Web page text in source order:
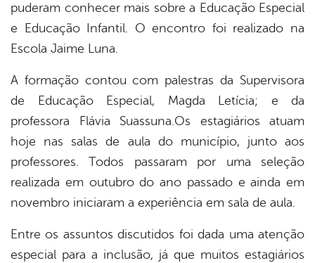
puderam conhecer mais sobre a Educação Especial
e Educação Infantil. O encontro foi realizado na
Escola Jaime Luna.
A formação contou com palestras da Supervisora
de Educação Especial, Magda Letícia; e da
professora Flávia Suassuna.Os estagiários atuam
hoje nas salas de aula do município, junto aos
professores. Todos passaram por uma seleção
realizada em outubro do ano passado e ainda em
novembro iniciaram a experiência em sala de aula.
Entre os assuntos discutidos foi dada uma atenção
especial para a inclusão, já que muitos estagiários